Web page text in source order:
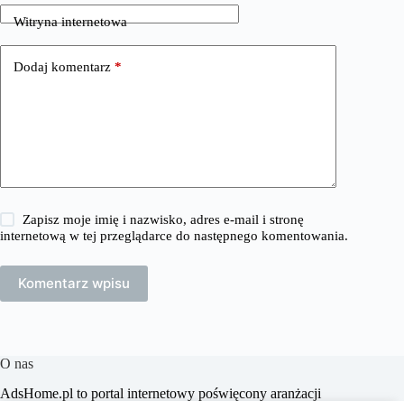
Witryna internetowa
Dodaj komentarz *
Zapisz moje imię i nazwisko, adres e-mail i stronę
internetową w tej przeglądarce do następnego komentowania.
Komentarz wpisu
O nas
​AdsHome.pl to portal internetowy poświęcony aranżacji